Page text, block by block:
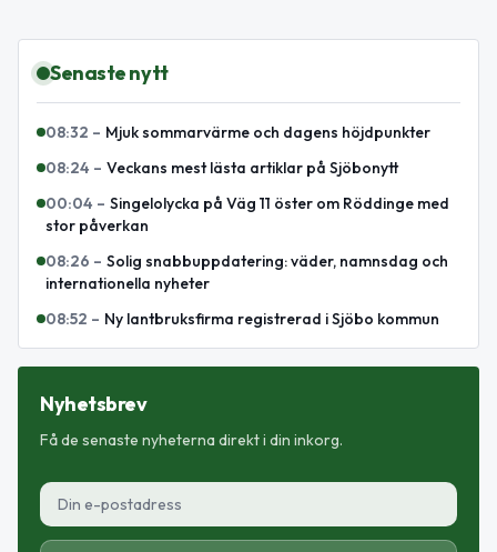
Senaste nytt
08:32 – Mjuk sommarvärme och dagens höjdpunkter
08:24 – Veckans mest lästa artiklar på Sjöbonytt
00:04 – Singelolycka på Väg 11 öster om Röddinge med
stor påverkan
08:26 – Solig snabbuppdatering: väder, namnsdag och
internationella nyheter
08:52 – Ny lantbruksfirma registrerad i Sjöbo kommun
Nyhetsbrev
Få de senaste nyheterna direkt i din inkorg.